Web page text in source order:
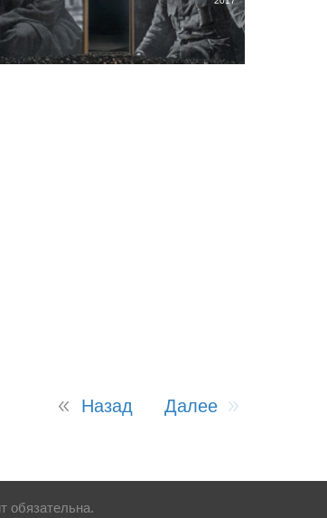
Назад Далее
обязательна.